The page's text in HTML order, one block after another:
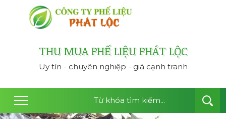
THU MUA PHẾ LIỆU PHÁT LỘC
Uy tín - chuyên nghiệp - giá cạnh tranh